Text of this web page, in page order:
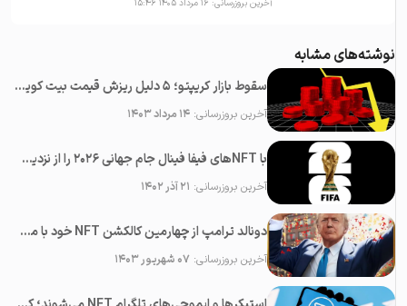
آخرین بروزرسانی: ۱۶ مرداد ۱۴۰۵ ۱۵:۴۶
نوشته‌های مشابه
سقوط بازار کریپتو؛ ۵ دلیل ریزش قیمت بیت کوین و آلت کوین‌ها
آخرین بروزرسانی:۱۴ مرداد ۱۴۰۳
با NFTهای فیفا فینال جام جهانی ۲۰۲۶ را از نزدیک ببینید!
آخرین بروزرسانی: ۲۱ آذر ۱۴۰۲
دونالد ترامپ از چهارمین کالکشن NFT خود با محوریت بیت کوین رونمایی کرد
آخرین بروزرسانی:۰۷ شهریور ۱۴۰۳